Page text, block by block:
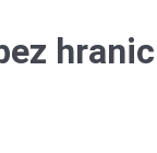
hranic